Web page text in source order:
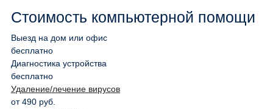
Стоимость компьютерной помощи
Выезд на дом или офис
бесплатно
Диагностика устройства
бесплатно
Удаление/лечение вирусов
от 490 руб.